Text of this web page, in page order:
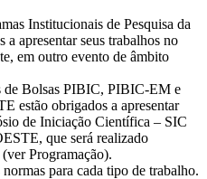
Institucionais de Pesquisa da
apresentar seus trabalhos no
em outro evento de âmbito
de Bolsas PIBIC, PIBIC-EM e
estão obrigados a apresentar
de Iniciação Científica – SIC
que será realizado
Programação).
para cada tipo de trabalho.